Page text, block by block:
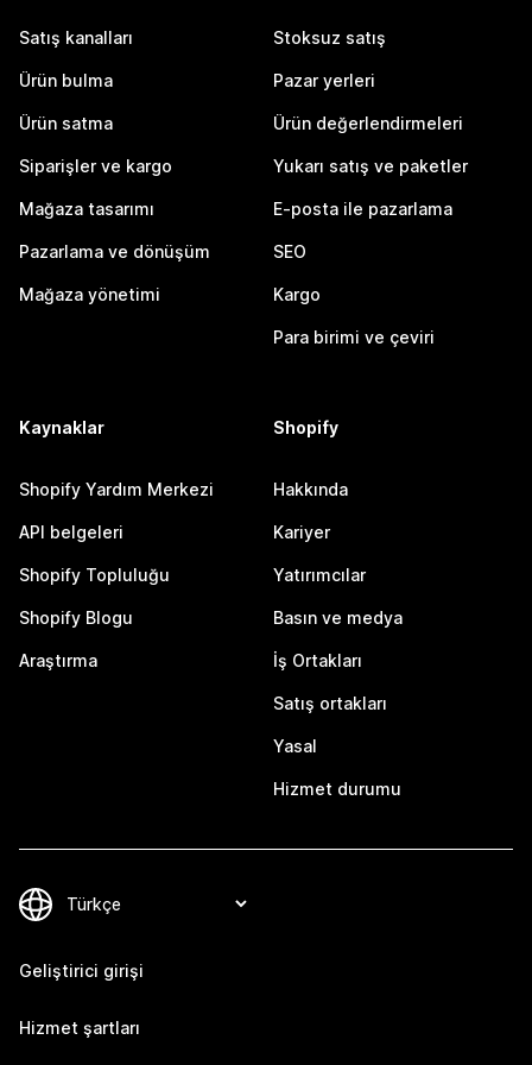
Satış kanalları
Ürün bulma
Ürün satma
Siparişler ve kargo
Mağaza tasarımı
Pazarlama ve dönüşüm
Mağaza yönetimi
Stoksuz satış
Pazar yerleri
Ürün değerlendirmeleri
Yukarı satış ve paketler
E-posta ile pazarlama
SEO
Kargo
Para birimi ve çeviri
Kaynaklar
Shopify Yardım Merkezi
API belgeleri
Shopify Topluluğu
Shopify Blogu
Araştırma
Shopify
Hakkında
Kariyer
Yatırımcılar
Basın ve medya
İş Ortakları
Satış ortakları
Yasal
Hizmet durumu
Geliştirici girişi
Hizmet şartları